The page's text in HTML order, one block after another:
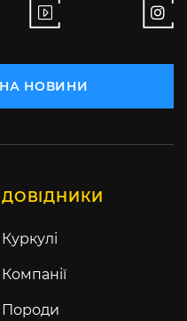
НОВИНИ
ДОВІДНИКИ
Куркулі
Компанії
Породи